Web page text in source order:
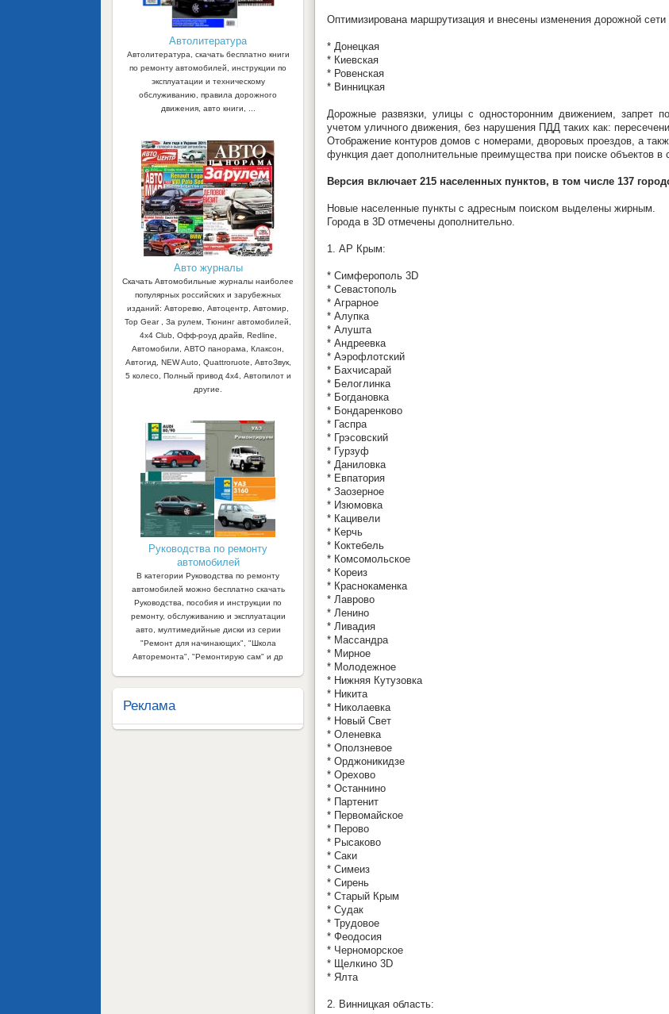
Оптимизирована маршрутизация и внесены изменения дорожной
* Донецкая
* Киевская
* Ровенская
* Винницкая
Дорожные развязки, улицы с односторонним движением, запрет
учетом уличного движения, без нарушения ПДД таких как:
Отображение контуров домов с номерами, дворовых проездов, а
функция дает дополнительные преимущества при поиске объектов
Версия включает 215 населенных пунктов, в том числе 137
Новые населенные пункты с адресным поиском выделены жирным.
Города в 3D отмечены дополнительно.
1. АР Крым:
* Симферополь 3D
* Севастополь
* Аграрное
* Алупка
* Алушта
* Андреевка
* Аэрофлотский
* Бахчисарай
* Белоглинка
* Богдановка
* Бондаренково
* Гаспра
* Грэсовский
* Гурзуф
* Даниловка
* Евпатория
* Заозерное
* Изюмовка
* Кацивели
* Керчь
* Коктебель
* Комсомольское
* Кореиз
* Краснокаменка
* Лаврово
* Ленино
* Ливадия
* Массандра
* Мирное
* Молодежное
* Нижняя Кутузовка
* Никита
* Николаевка
* Новый Свет
* Оленевка
* Оползневое
* Орджоникидзе
* Орехово
* Останнино
* Партенит
* Первомайское
* Перово
* Рысаково
* Саки
* Симеиз
* Сирень
* Старый Крым
* Судак
* Трудовое
* Феодосия
* Черноморское
* Щелкино 3D
* Ялта
2. Винницкая область:
Автолитература
Автолитература, скачать бесплатно книги
по ремонту автомобилей, инструкции по
эксплуатации и техническому
обслуживанию, правила дорожного
движения, авто книги, ...
Авто журналы
Скачать Автомобильные журналы наиболее
популярных российских и зарубежных
изданий: Авторевю, Автоцентр, Автомир,
Top Gear , За рулем, Тюнинг автомобилей,
4x4 Club, Офф-роуд драйв, Redline,
Автомобили, АВТО панорама, Клаксон,
Автогид, NEW Auto, Quattroruote, АвтоЗвук,
5 колесо, Полный привод 4х4, Автопилот и
другие.
Руководства по ремонту
автомобилей
В категории Руководства по ремонту
автомобилей можно бесплатно скачать
Руководства, пособия и инструкции по
ремонту, обслуживанию и эксплуатации
авто, мултимедийные диски из серии
"Ремонт для начинающих", "Школа
Авторемонта", "Ремонтирую сам" и др
Реклама